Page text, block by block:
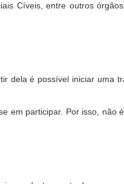
Cíveis, entre outros
dela é possível iniciar uma
em participar. Por isso, não